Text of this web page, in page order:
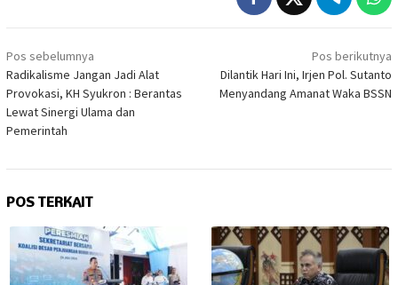
Navigasi
pos
Pos sebelumnya
Radikalisme Jangan Jadi Alat
Provokasi, KH Syukron : Berantas
Lewat Sinergi Ulama dan
Pemerintah
Pos berikutnya
Dilantik Hari Ini, Irjen Pol. Sutanto
Menyandang Amanat Waka BSSN
POS TERKAIT